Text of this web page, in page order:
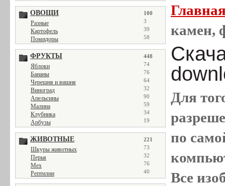
ОВОЩИ 100
Разные 3
Картофель 39
Помидоры 58
ФРУКТЫ 448
Яблоки 74
Бананы 76
Черешня и вишня 64
Виноград 32
Апельсины 90
Малина 59
Клубника 34
Арбузы 19
ЖИВОТНЫЕ 221
Шкуры животных 73
Перья 32
Мех 76
Рептилии 40
камен,
Для
по
Все